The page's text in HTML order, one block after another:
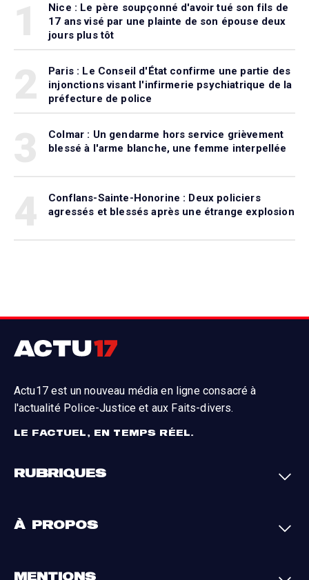
Nice : Le père soupçonné d'avoir tué son fils de
17 ans visé par une plainte de son épouse deux
jours plus tôt
Paris : Le Conseil d'État confirme une partie des
injonctions visant l'infirmerie psychiatrique de la
préfecture de police
Colmar : Un gendarme hors service grièvement
blessé à l'arme blanche, une femme interpellée
Conflans-Sainte-Honorine : Deux policiers
agressés et blessés après une étrange explosion
Actu17 est un nouveau média en ligne consacré à
l'actualité Police-Justice et aux Faits-divers.
LE FACTUEL, EN TEMPS RÉEL.
RUBRIQUES
Justice
À PROPOS
MENTIONS